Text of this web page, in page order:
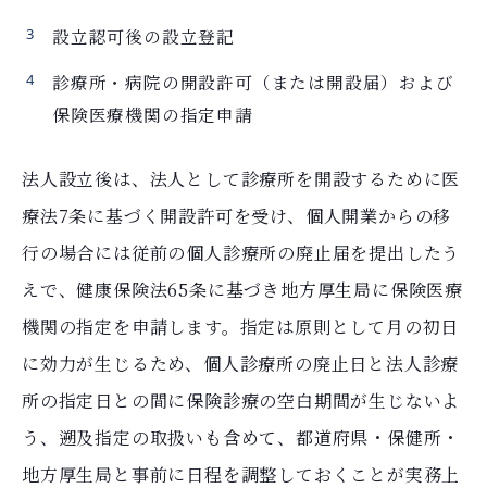
設立認可後の設立登記
診療所・病院の開設許可（または開設届）および
保険医療機関の指定申請
法人設立後は、法人として診療所を開設するために医
療法7条に基づく開設許可を受け、個人開業からの移
行の場合には従前の個人診療所の廃止届を提出したう
えで、健康保険法65条に基づき地方厚生局に保険医療
機関の指定を申請します。指定は原則として月の初日
に効力が生じるため、個人診療所の廃止日と法人診療
所の指定日との間に保険診療の空白期間が生じないよ
う、遡及指定の取扱いも含めて、都道府県・保健所・
地方厚生局と事前に日程を調整しておくことが実務上